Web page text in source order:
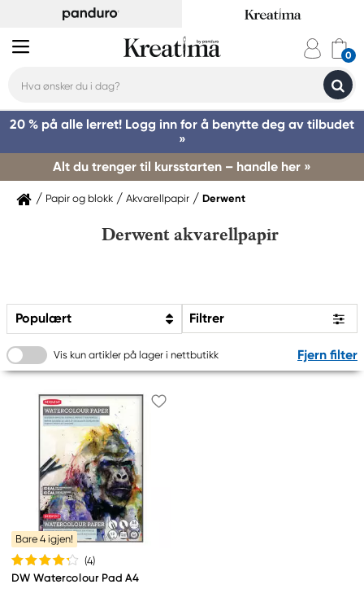
20 % på alle lerret! Logg inn for å benytte deg av tilbudet
»
Alt du trenger til kursstarten – handle her »
Papir og blokk Akvarellpapir Derwent
Derwent akvarellpapir
Populært Filtrer
Vis kun artikler på lager i nettbutikk Fjern filter
Bare 4 igjen!
(4)
DW Watercolour Pad A4